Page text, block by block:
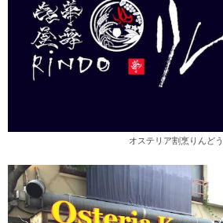
オステリア割烹りんどう